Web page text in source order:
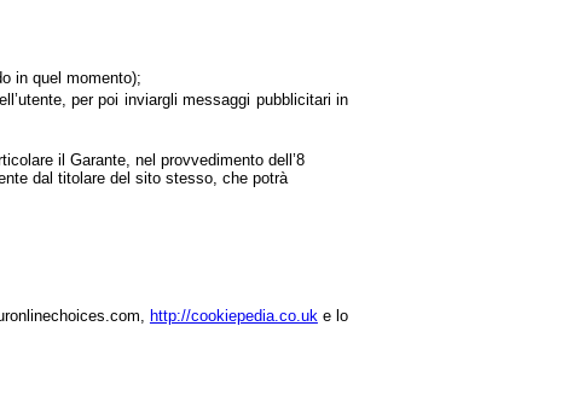
in quel momento);
per poi inviargli messaggi pubblicitari in
il Garante, nel provvedimento dell’8
dal titolare del sito stesso, che potrà
http://cookiepedia.co.uke lo